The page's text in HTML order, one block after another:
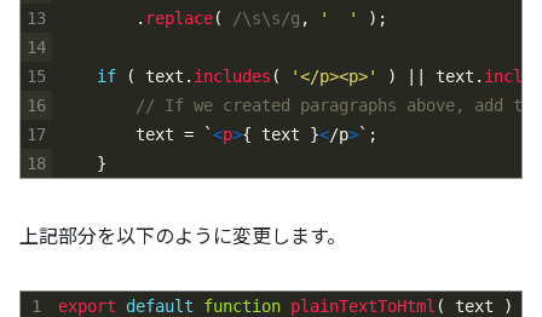
13
14
15
16
17
18
. replace( /\s\s/g , '  ' ) ;
if ( text . includes ( '</p><p>' ) text .
// If we created paragraphs above, add
text = `<p>{ text }</p>` ;
}
上記部分を以下のように変更します。
1
export default function plainTextToHtml ( text )